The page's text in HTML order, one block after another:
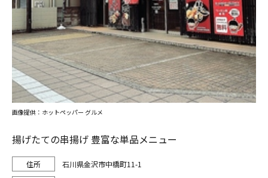
揚げたての串揚げ 豊富な単品メニュー
石川県金沢市中橋町11-1
画像提供：ホットペッパー グルメ